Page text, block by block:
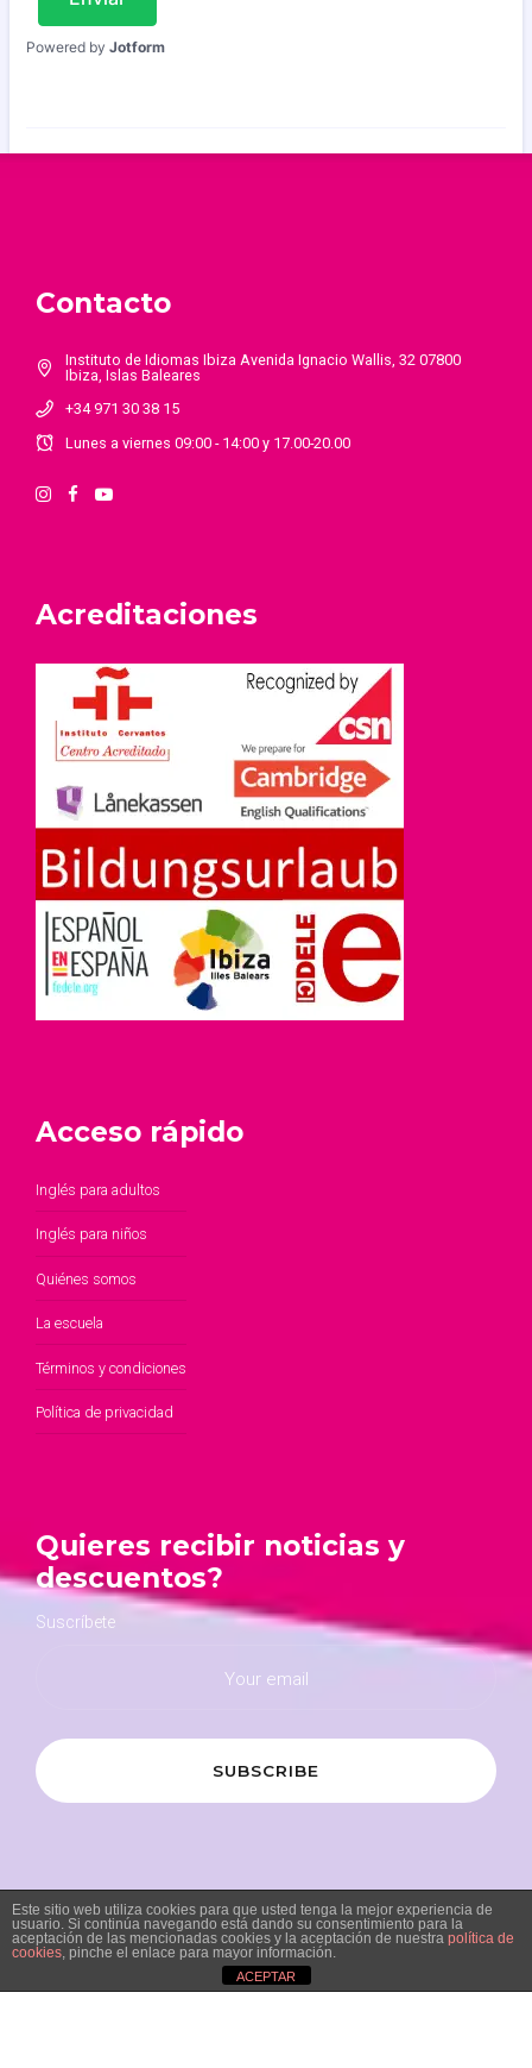
Contacto
Instituto de Idiomas Ibiza Avenida Ignacio Wallis, 32 07800
Ibiza, Islas Baleares
+34 971 30 38 15
Lunes a viernes 09:00 - 14:00 y 17.00-20.00
Acreditaciones
Acceso rápido
Inglés para adultos
Inglés para niños
Quiénes somos
La escuela
Términos y condiciones
Política de privacidad
Quieres recibir noticias y
descuentos?
Suscríbete
Este sitio web utiliza cookies para que usted tenga la mejor experiencia de
usuario. Si continúa navegando está dando su consentimiento para la
aceptación de las mencionadas cookies y la aceptación de nuestra política de
cookies, pinche el enlace para mayor información.
ACEPTAR